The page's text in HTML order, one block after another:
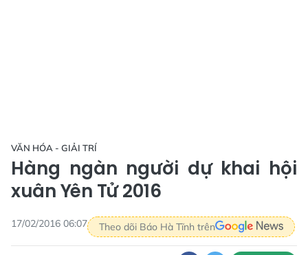
VĂN HÓA - GIẢI TRÍ
Hàng ngàn người dự khai hội
xuân Yên Tử 2016
17/02/2016 06:07 Theo dõi Báo Hà Tĩnh trên